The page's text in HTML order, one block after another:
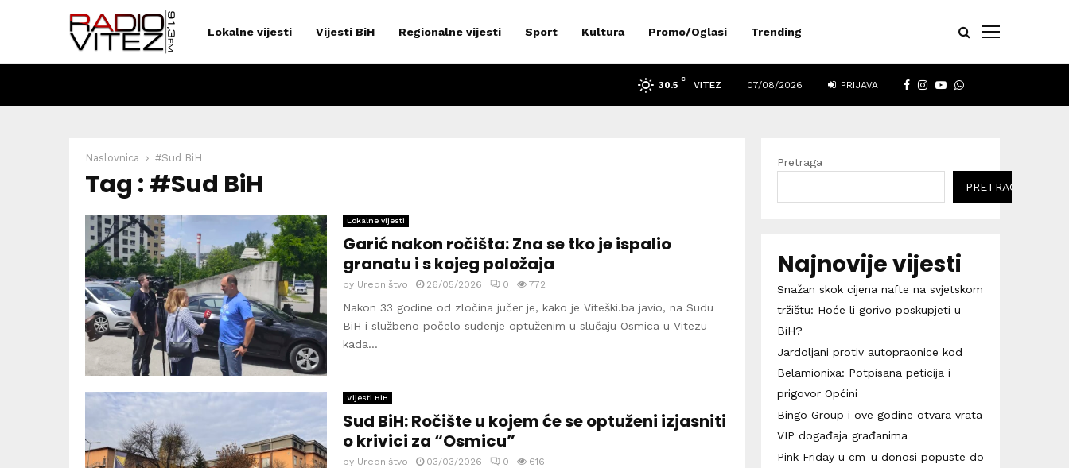
Lokalne vijesti Vijesti BiH Regionalne vijesti Sport Kultura Promo/Oglasi Trending
FACEBOOK
INSTAGRAM
YOUTUBE
WHATSAPP
30.5
C
VITEZ 07/08/2026 PRIJAVA
Naslovnica #Sud BiH
Tag : #Sud BiH
Lokalne vijesti
Garić nakon ročišta: Zna se tko je ispalio
granatu i s kojeg položaja
by Uredništvo 26/05/2026 0 772
Nakon 33 godine od zločina jučer je, kako je Viteški.ba javio, na Sudu
BiH i službeno počelo suđenje optuženim u slučaju Osmica u Vitezu
kada...
Vijesti BiH
Sud BiH: Ročište u kojem će se optuženi izjasniti
o krivici za “Osmicu”
by Uredništvo 03/03/2026 0 616
Pretraga
PRETRAGA
Najnovije vijesti
Snažan skok cijena nafte na svjetskom
tržištu: Hoće li gorivo poskupjeti u
BiH?
Jardoljani protiv autopraonice kod
Belamionixa: Potpisana peticija i
prigovor Općini
Bingo Group i ove godine otvara vrata
VIP događaja građanima
Pink Friday u cm-u donosi popuste do